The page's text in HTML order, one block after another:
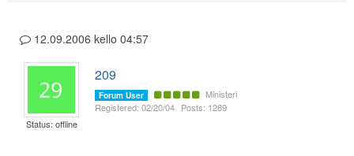
12.09.2006 kello 04:57
Status: offline
209
Forum User
Ministeri
Registered: 02/20/04 Posts: 1289